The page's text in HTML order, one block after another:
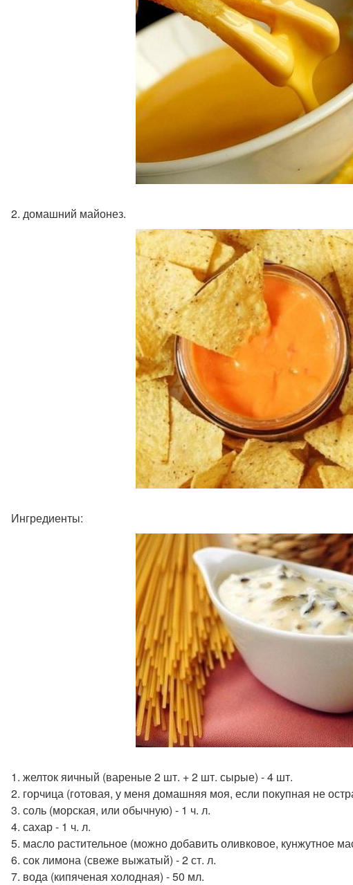
2. домашний майонез.
Ингредиенты:
1. желток яичный (вареные 2 шт. + 2 шт. сырые) - 4 шт.
2. горчица (готовая, у меня домашняя моя, если покупная не
3. соль (морская, или обычную) - 1 ч. л.
4. сахар - 1 ч. л.
5. масло растительное (можно добавить оливковое, кунжутное
6. сок лимона (свеже выжатый) - 2 ст. л.
7. вода (кипяченая холодная) - 50 мл.